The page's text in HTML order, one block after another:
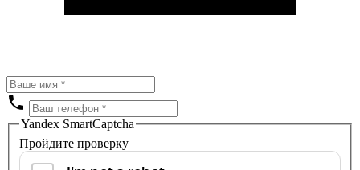
Yandex SmartCaptcha
Пройдите проверку